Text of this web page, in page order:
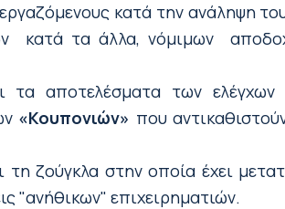
κατά την ανάληψη
κατά τα άλλα, νόμιμων
τα αποτελέσματα των
«Κουπονιών» που
ζούγκλα στην οποία έχει
"ανήθικων" επιχειρηματιών.